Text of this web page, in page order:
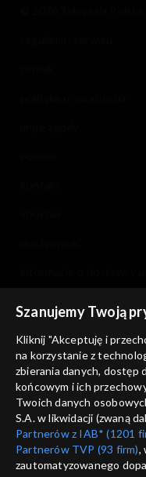
Szanujemy Twoją
Kliknij "Akceptuję i
na korzystanie z
zbierania danych, dostęp
końcowym i ich
Twoich danych
S.A. w likwidacji (zwaną
Partnerów z IAB* (1201
Partnerów TVP (93 firm),
zautomatyzowanego